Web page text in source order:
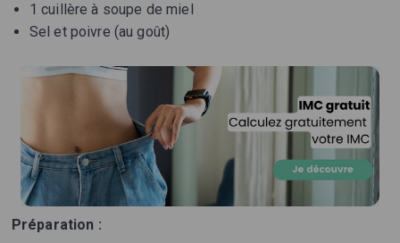
1 cuillère à soupe de miel
Sel et poivre (au goût)
Préparation :